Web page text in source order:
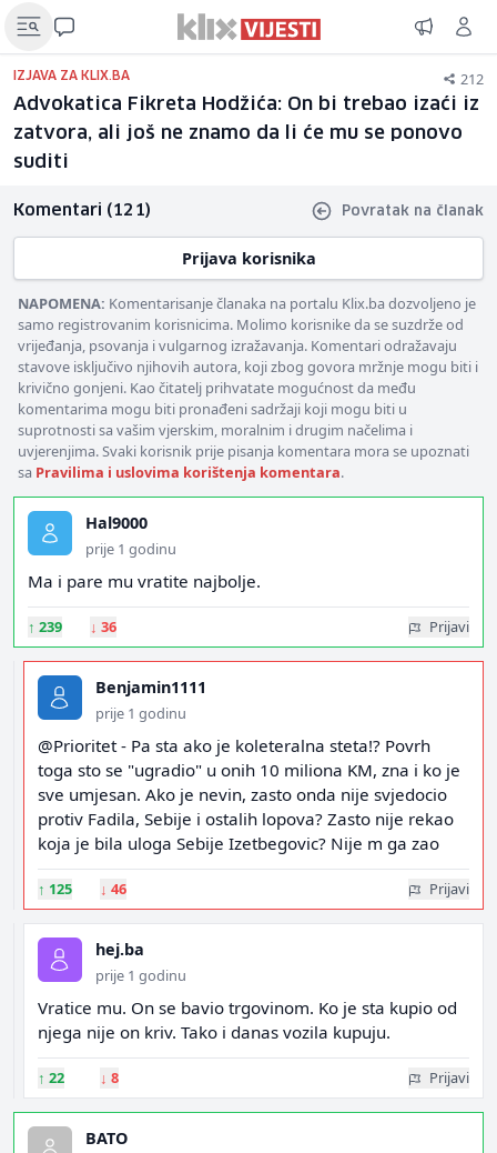
IZJAVA ZA KLIX.BA 212
Advokatica Fikreta Hodžića: On bi trebao izaći iz
zatvora, ali još ne znamo da li će mu se ponovo
suditi
Komentari (121) Povratak na članak
Prijava korisnika
NAPOMENA: Komentarisanje članaka na portalu Klix.ba dozvoljeno je
samo registrovanim korisnicima. Molimo korisnike da se suzdrže od
vrijeđanja, psovanja i vulgarnog izražavanja. Komentari odražavaju
stavove isključivo njihovih autora, koji zbog govora mržnje mogu biti i
krivično gonjeni. Kao čitatelj prihvatate mogućnost da među
komentarima mogu biti pronađeni sadržaji koji mogu biti u
suprotnosti sa vašim vjerskim, moralnim i drugim načelima i
uvjerenjima. Svaki korisnik prije pisanja komentara mora se upoznati
sa Pravilima i uslovima korištenja komentara.
Hal9000
prije 1 godinu
Ma i pare mu vratite najbolje.
↑ 239 ↓ 36 Prijavi
Benjamin1111
prije 1 godinu
@Prioritet - Pa sta ako je koleteralna steta!? Povrh
toga sto se "ugradio" u onih 10 miliona KM, zna i ko je
sve umjesan. Ako je nevin, zasto onda nije svjedocio
protiv Fadila, Sebije i ostalih lopova? Zasto nije rekao
koja je bila uloga Sebije Izetbegovic? Nije m ga zao
↑ 125 ↓ 46 Prijavi
hej.ba
prije 1 godinu
Vratice mu. On se bavio trgovinom. Ko je sta kupio od
njega nije on kriv. Tako i danas vozila kupuju.
↑ 22 ↓ 8 Prijavi
BATO